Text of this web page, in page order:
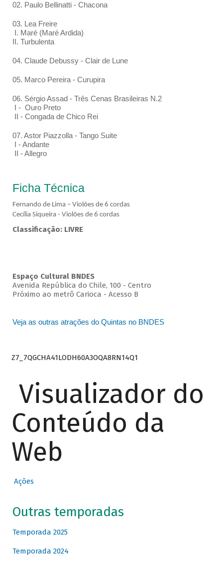
02. Paulo Bellinatti - Chacona
03. Lea Freire
I. Maré (Maré Ardida)
II. Turbulenta
04. Claude Debussy - Clair de Lune
05. Marco Pereira - Curupira
06. Sérgio Assad - Três Cenas Brasileiras N.2
I - Ouro Preto
II - Congada de Chico Rei
07. Astor Piazzolla - Tango Suite
I - Andante
II - Allegro
Ficha Técnica
Fernando de Lima – Violões de 6 cordas
Cecília Siqueira - Violões de 6 cordas
Classificação: LIVRE
Espaço Cultural BNDES
Avenida República do Chile, 100 - Centro
Próximo ao metrô Carioca - Acesso B
Veja as outras atrações do Quintas no BNDES
Z7_7QGCHA41LODH60A3OQA8RN14Q1
Visualizador do
Conteúdo da
Web
Ações
Outras temporadas
Temporada 2025
Temporada 2024